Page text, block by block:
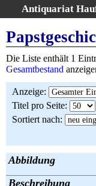
Antiquariat
Home
Gesamtbestand
Kategorien
Schlagwörter
Suchergebnisse
AGB
Widerruf
Die Liste enthält 1
Gesamtbestand
Anzeige:
Titel pro Seite:
Sortiert nach:
Abbildung
Beschreibung